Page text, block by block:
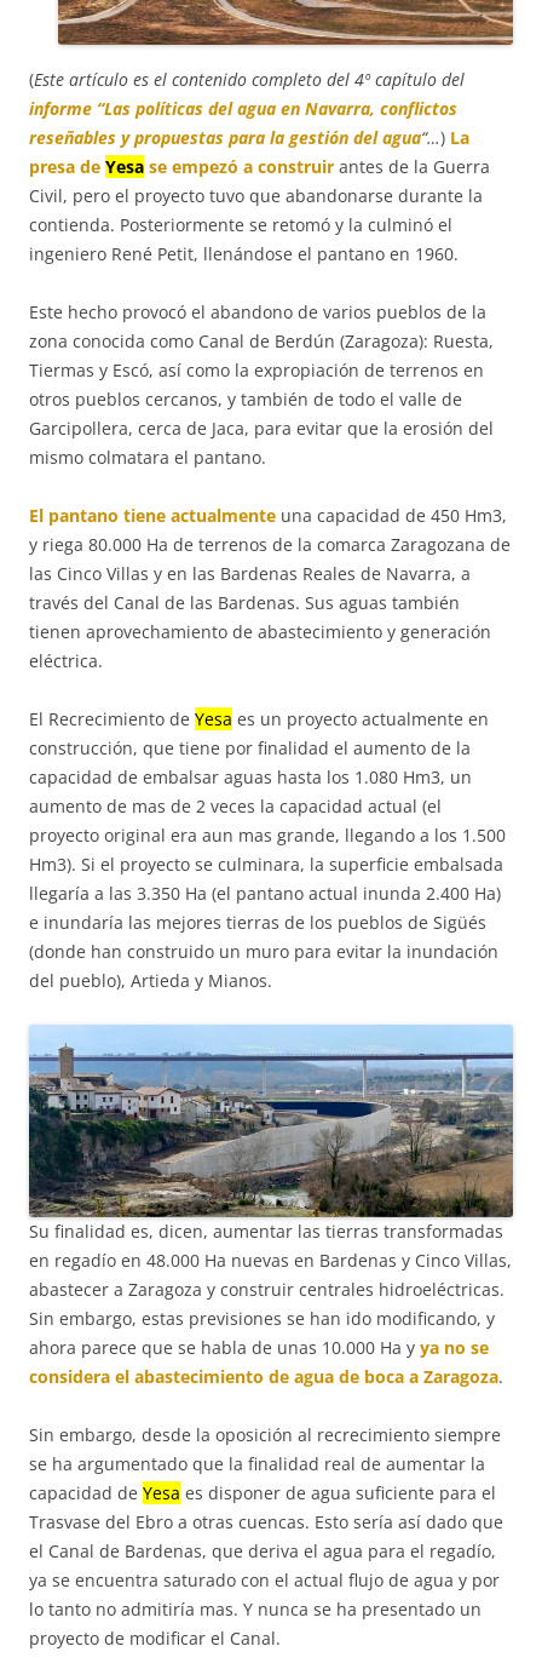
(Este artículo es el contenido completo del 4º capítulo del
informe “Las políticas del agua en Navarra, conflictos
reseñables y propuestas para la gestión del agua“…) La
presa de Yesa se empezó a construir antes de la Guerra
Civil, pero el proyecto tuvo que abandonarse durante la
contienda. Posteriormente se retomó y la culminó el
ingeniero René Petit, llenándose el pantano en 1960.
Este hecho provocó el abandono de varios pueblos de la
zona conocida como Canal de Berdún (Zaragoza): Ruesta,
Tiermas y Escó, así como la expropiación de terrenos en
otros pueblos cercanos, y también de todo el valle de
Garcipollera, cerca de Jaca, para evitar que la erosión del
mismo colmatara el pantano.
El pantano tiene actualmente una capacidad de 450 Hm3,
y riega 80.000 Ha de terrenos de la comarca Zaragozana de
las Cinco Villas y en las Bardenas Reales de Navarra, a
través del Canal de las Bardenas. Sus aguas también
tienen aprovechamiento de abastecimiento y generación
eléctrica.
El Recrecimiento de Yesa es un proyecto actualmente en
construcción, que tiene por finalidad el aumento de la
capacidad de embalsar aguas hasta los 1.080 Hm3, un
aumento de mas de 2 veces la capacidad actual (el
proyecto original era aun mas grande, llegando a los 1.500
Hm3). Si el proyecto se culminara, la superficie embalsada
llegaría a las 3.350 Ha (el pantano actual inunda 2.400 Ha)
e inundaría las mejores tierras de los pueblos de Sigüés
(donde han construido un muro para evitar la inundación
del pueblo), Artieda y Mianos.
Su finalidad es, dicen, aumentar las tierras transformadas
en regadío en 48.000 Ha nuevas en Bardenas y Cinco Villas,
abastecer a Zaragoza y construir centrales hidroeléctricas.
Sin embargo, estas previsiones se han ido modificando, y
ahora parece que se habla de unas 10.000 Ha y ya no se
considera el abastecimiento de agua de boca a Zaragoza.
Sin embargo, desde la oposición al recrecimiento siempre
se ha argumentado que la finalidad real de aumentar la
capacidad de Yesa es disponer de agua suficiente para el
Trasvase del Ebro a otras cuencas. Esto sería así dado que
el Canal de Bardenas, que deriva el agua para el regadío,
ya se encuentra saturado con el actual flujo de agua y por
lo tanto no admitiría mas. Y nunca se ha presentado un
proyecto de modificar el Canal.